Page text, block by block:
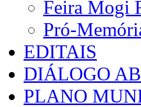
Feira Mogi
Pró-
EDITAIS
DIÁLOGO
PLANO